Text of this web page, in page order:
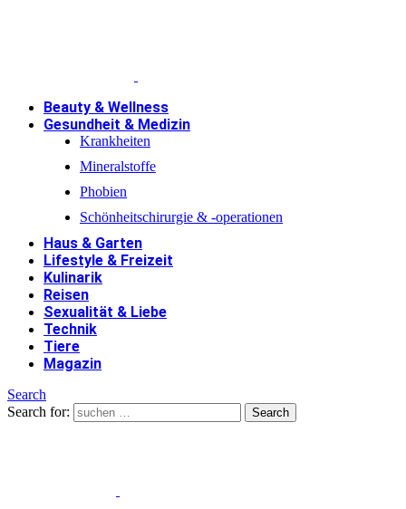
Beauty & Wellness
Gesundheit & Medizin
Krankheiten
Mineralstoffe
Phobien
Schönheitschirurgie & -operationen
Haus & Garten
Lifestyle & Freizeit
Kulinarik
Reisen
Sexualität & Liebe
Technik
Tiere
Magazin
Search
Search for:
Search